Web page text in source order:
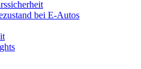
bei E-Autos